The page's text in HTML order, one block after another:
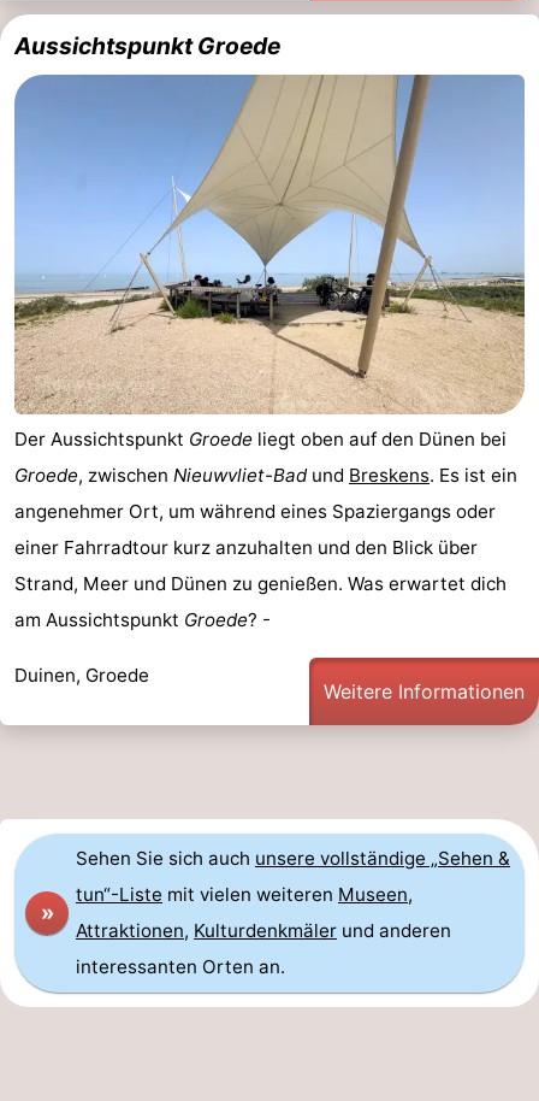
Aussichtspunkt Groede
Der Aussichtspunkt Groede liegt oben auf den Dünen bei
Groede, zwischen Nieuwvliet-Badund Breskens. Es ist ein
angenehmer Ort, um während eines Spaziergangs oder
einer Fahrradtour kurz anzuhalten und den Blick über
Strand, Meer und Dünen zu genießen. Was erwartet dich
am Aussichtspunkt Groede? -
Duinen, Groede
Weitere Informationen
»
Sehen Sie sich auch unsere vollständige „Sehen &
tun“-Liste mit vielen weiteren Museen,
Attraktionen, Kulturdenkmäler und anderen
interessanten Orten an.